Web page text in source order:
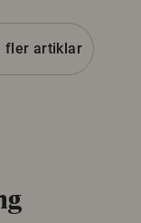
fler artiklar